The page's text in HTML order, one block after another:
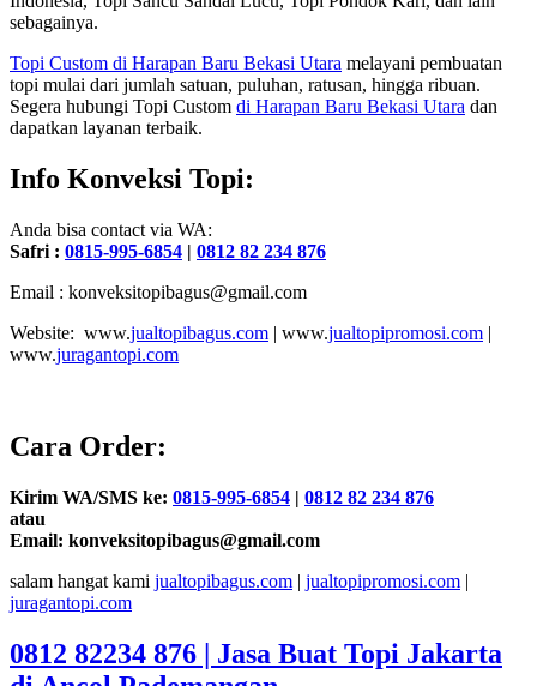
sebagainya.
Topi Custom di Harapan Baru Bekasi Utara melayani pembuatan
topi mulai dari jumlah satuan, puluhan, ratusan, hingga ribuan.
Segera hubungi Topi Custom di Harapan Baru Bekasi Utara dan
dapatkan layanan terbaik.
Info Konveksi Topi:
Anda bisa contact via WA:
Safri : 0815-995-6854 | 0812 82 234 876
Email : konveksitopibagus@gmail.com
Website: www.jualtopibagus.com | www.jualtopipromosi.com |
www.juragantopi.com
Cara Order:
Kirim WA/SMS ke: 0815-995-6854 | 0812 82 234 876
atau
Email: konveksitopibagus@gmail.com
salam hangat kami jualtopibagus.com | jualtopipromosi.com |
juragantopi.com
0812 82234 876 | Jasa Buat Topi Jakarta